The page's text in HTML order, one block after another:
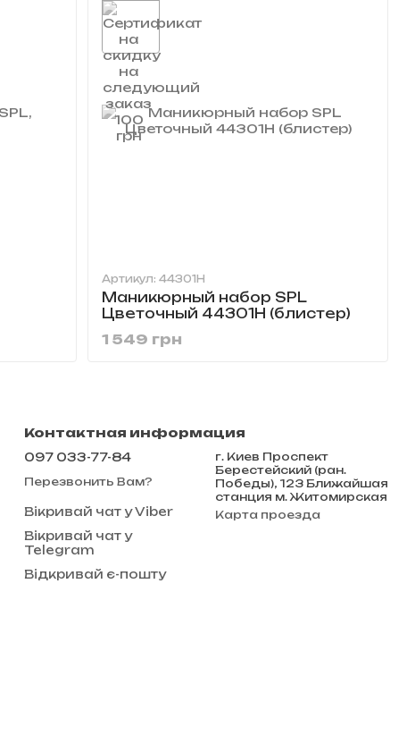
Артикул: 44301H
Маникюрный набор SPL
Цветочный 44301H (блистер)
1 549 грн
Контактная информация
097 033-77-84
Перезвонить Вам?
Вікривай чат у Viber
Вікривай чат у
Telegram
Відкривай є-пошту
г. Киев Проспект
Берестейский (ран.
Победы), 123 Ближайшая
станция м. Житомирская
Карта проезда